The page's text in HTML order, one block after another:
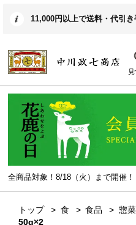
11,000円以上で送料・代引
全商品対象！8/18（火）まで開催！
トップ 食 食品 惣菜
50g×2